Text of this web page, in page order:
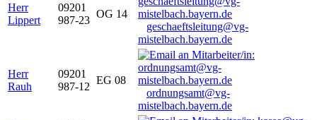
Herr
Lippert
09201
987-23
OG 14
geschaeftsleitung@vg-
mistelbach.bayern.de
Herr
Rauh
09201
987-12
EG 08
ordnungsamt@vg-
mistelbach.bayern.de